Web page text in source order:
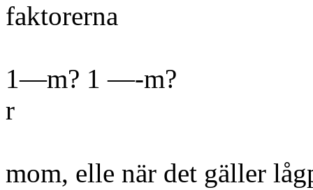
faktorerna
1—m? 1 —-m?
r
mom, elle när det gäller